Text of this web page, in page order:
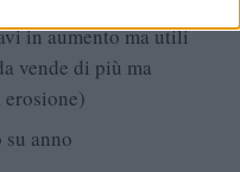
in aumento ma utili
vende di più ma
anno